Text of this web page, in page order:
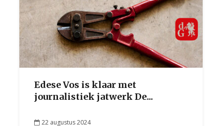
Edese Vos is klaar met
journalistiek jatwerk De...
22 augustus 2024